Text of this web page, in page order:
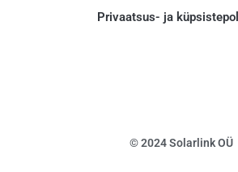
Privaatsus- ja
© 2024 Solarlink OÜ